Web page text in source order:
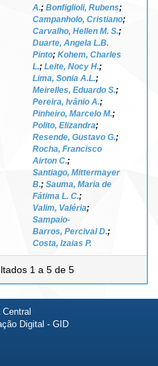
A.; Bonfiglioli, Rubens;
Campanholo, Cristiano;
Carvalho, Hellen M. S.;
Duarte, Angela L.B.
Pinto; Kohem, Charles
L.; Leite, Nocy H.;
Lima, Sonia A.L.;
Meirelles, Eduardo S.;
Pereira, Ivânio A.;
Pinheiro, Marcelo M.;
Polito, Elizandra;
Resende, Gustavo G.;
Rocha, Francisco
Airton C.;
Santiago, Mittermayer
B.; Sauma, Maria de
Fátima L. C.;
Valim, Valéria;
Sampaio-
Barros, Percival D.;
Costa, Izaias P.
1 a 5 de 5
Digital - GID